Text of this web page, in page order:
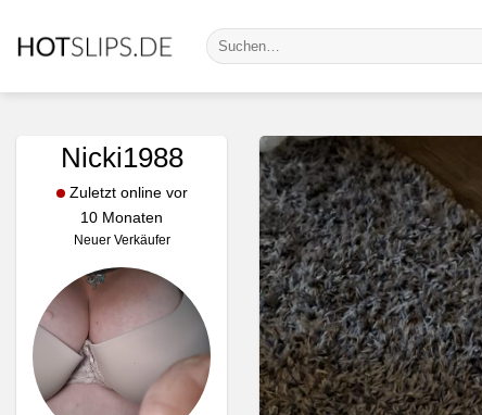
Inhalt
Suche
nach:
Nicki1988
Zuletzt online vor
10 Monaten
Neuer Verkäufer